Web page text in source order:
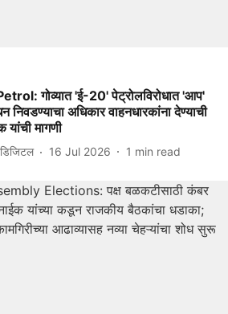
गोव्यात 'ई-20' पेट्रोलविरोधात 'आप'
अधिकार वाहनधारकांना देण्याची
यांची मागणी
16 Jul 2026 1 min read